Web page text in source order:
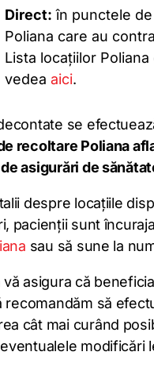
Direct: în punctele
Poliana care au
Lista locațiilor
vedea aici.
se
recoltare Poliana
asigurări de
despre locațiile
pacienții sunt
sau să sune la
vă asigura că
recomandăm să
cât mai curând
modificări